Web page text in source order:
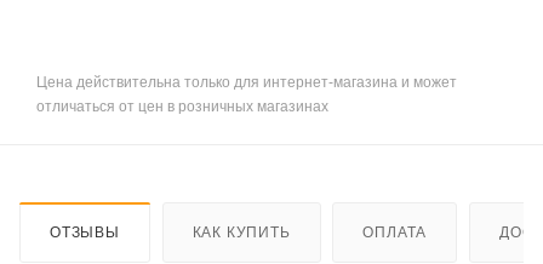
Цена действительна только для интернет-магазина и может
отличаться от цен в розничных магазинах
ОТЗЫВЫ КАК КУПИТЬ ОПЛАТА